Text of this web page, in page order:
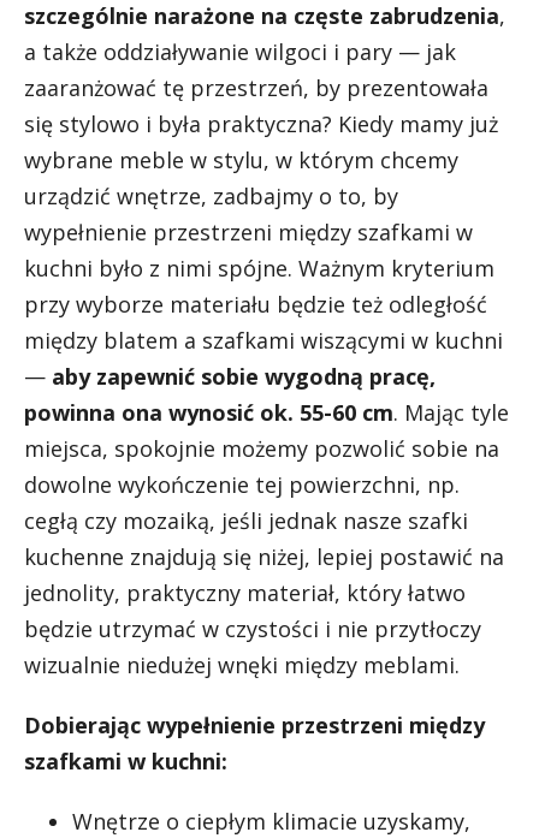
szczególnie narażone na częste zabrudzenia,
a także oddziaływanie wilgoci i pary — jak
zaaranżować tę przestrzeń, by prezentowała
się stylowo i była praktyczna? Kiedy mamy już
wybrane meble w stylu, w którym chcemy
urządzić wnętrze, zadbajmy o to, by
wypełnienie przestrzeni między szafkami w
kuchni było z nimi spójne. Ważnym kryterium
przy wyborze materiału będzie też odległość
między blatem a szafkami wiszącymi w kuchni
— aby zapewnić sobie wygodną pracę,
powinna ona wynosić ok. 55-60 cm. Mając tyle
miejsca, spokojnie możemy pozwolić sobie na
dowolne wykończenie tej powierzchni, np.
cegłą czy mozaiką, jeśli jednak nasze szafki
kuchenne znajdują się niżej, lepiej postawić na
jednolity, praktyczny materiał, który łatwo
będzie utrzymać w czystości i nie przytłoczy
wizualnie niedużej wnęki między meblami.
Dobierając wypełnienie przestrzeni między
szafkami w kuchni:
Wnętrze o ciepłym klimacie uzyskamy,